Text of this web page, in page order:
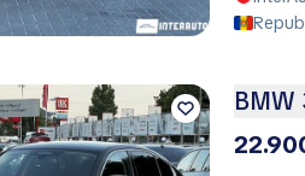
BMW